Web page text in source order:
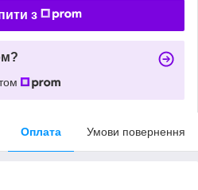
з
Оплата Умови повернення